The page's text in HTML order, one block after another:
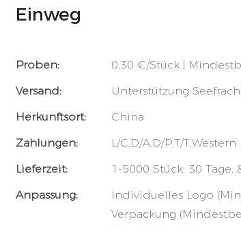
Einweg
Proben:
0,30 €/Stück |
Versand:
Unterstützung
Herkunftsort:
China
Zahlungen:
L/C,D/A,D/P,T/
Lieferzeit:
1-5000 Stück: 30 Tage,
Anpassung:
Individuelles Logo
Verpackung